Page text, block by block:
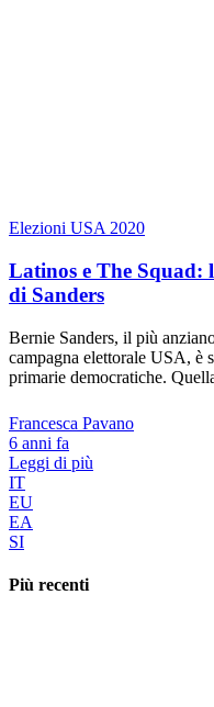
Elezioni USA 2020
Latinos e The Squad:
di Sanders
Bernie Sanders, il più
campagna elettorale USA, è
primarie democratiche.
Francesca Pavano
6 anni fa
Leggi di più
IT
EU
EA
SI
Più recenti